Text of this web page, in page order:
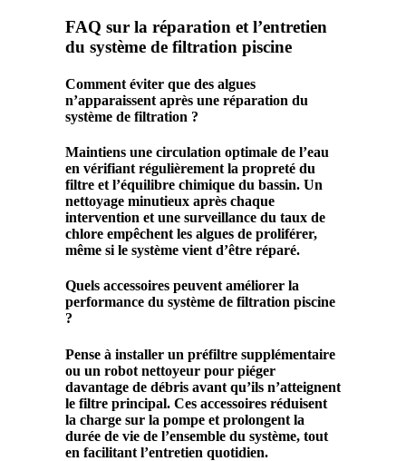
FAQ sur la réparation et l’entretien
du système de filtration piscine
Comment éviter que des algues
n’apparaissent après une réparation du
système de filtration ?
Maintiens une circulation optimale de l’eau
en vérifiant régulièrement la propreté du
filtre et l’équilibre chimique du bassin. Un
nettoyage minutieux après chaque
intervention et une surveillance du taux de
chlore empêchent les algues de proliférer,
même si le système vient d’être réparé.
Quels accessoires peuvent améliorer la
performance du système de filtration piscine
?
Pense à installer un préfiltre supplémentaire
ou un robot nettoyeur pour piéger
davantage de débris avant qu’ils n’atteignent
le filtre principal. Ces accessoires réduisent
la charge sur la pompe et prolongent la
durée de vie de l’ensemble du système, tout
en facilitant l’entretien quotidien.